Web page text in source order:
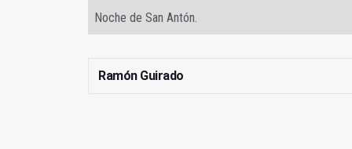
Noche de San Antón.
Ramón Guirado